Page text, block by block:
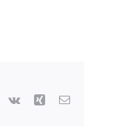
Pinterest
Vk Xing Correo